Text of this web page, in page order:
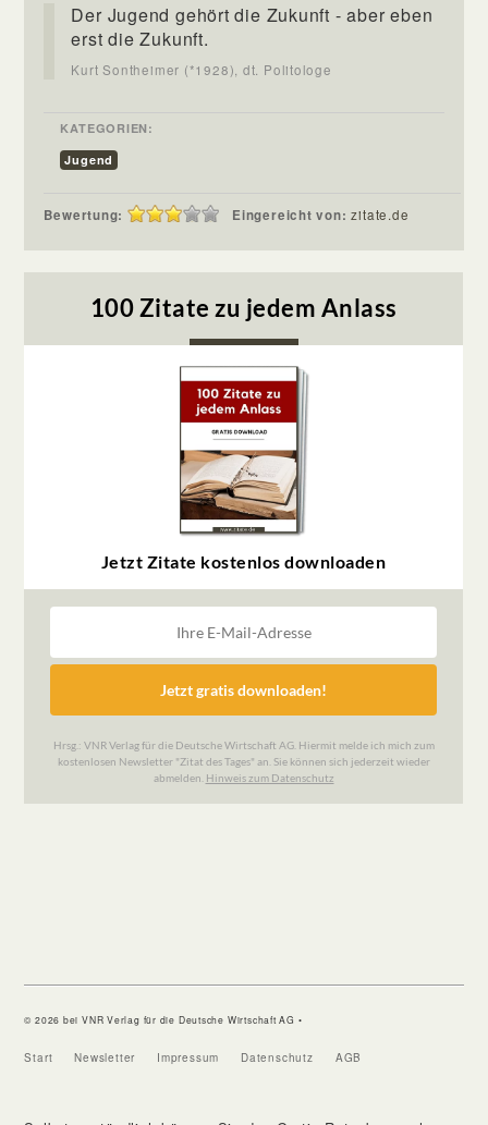
Der Jugend gehört die Zukunft - aber eben
erst die Zukunft.
Kurt Sontheimer (*1928), dt. Politologe
KATEGORIEN:
Jugend
Bewertung: Eingereicht von:zitate.de
© 2026 bei VNR Verlag für die Deutsche Wirtschaft AG •
Start Newsletter Impressum Datenschutz AGB